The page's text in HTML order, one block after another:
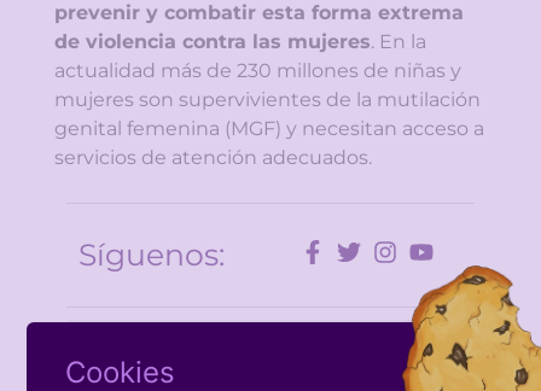
prevenir y combatir esta forma extrema
de violencia contra las mujeres. En la
actualidad más de 230 millones de niñas y
mujeres son supervivientes de la mutilación
genital femenina (MGF) y necesitan acceso a
servicios de atención adecuados.
Síguenos:
Cookies